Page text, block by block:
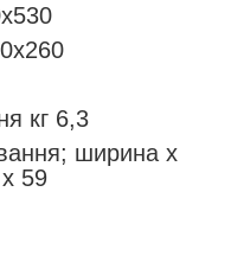
кг 6,3
ширина х
59